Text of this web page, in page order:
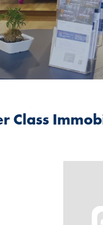
Class